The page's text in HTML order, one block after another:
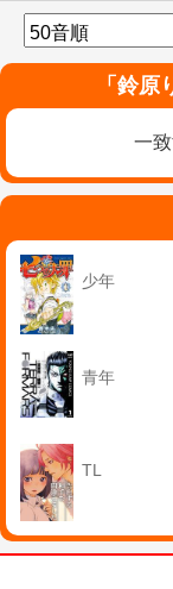
「 鈴原
一
少年
青年
TL